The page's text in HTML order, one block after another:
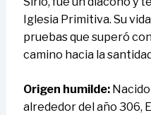
Iglesia Primitiva. Su
pruebas que superó
camino hacia la
Origen humilde:Nacido
alrededor del año 306,